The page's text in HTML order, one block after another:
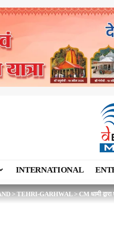
INTERNATIONAL
>TEHRI-GARHWAL>CM धामी